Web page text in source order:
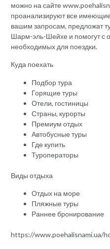
можно на сайте
проанализируют все
вашим запросам, предложат
Шарм-эль-Шейхе и помогут с
необходимых для поездки.
Куда поехать
Подбор тура
Горящие туры
Отели, гостиницы
Страны, курорты
Премиум отдых
Автобусные туры
Где купить
Туроператоры
Виды отдыха
Отдых на море
Пляжные туры
Раннее бронирование
https://www.poehalisnami.ua/